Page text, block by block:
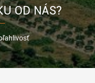
OD NÁS?